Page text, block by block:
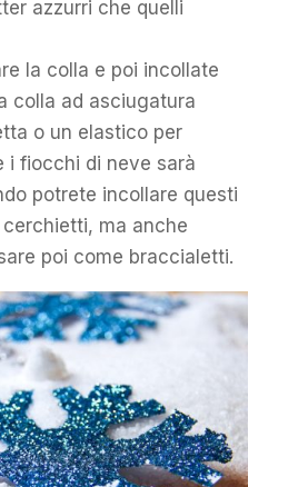
azzurri che quelli
la colla e poi incollate
colla ad asciugatura
o un elastico per
i fiocchi di neve sarà
potrete incollare questi
ma anche
poi come braccialetti.